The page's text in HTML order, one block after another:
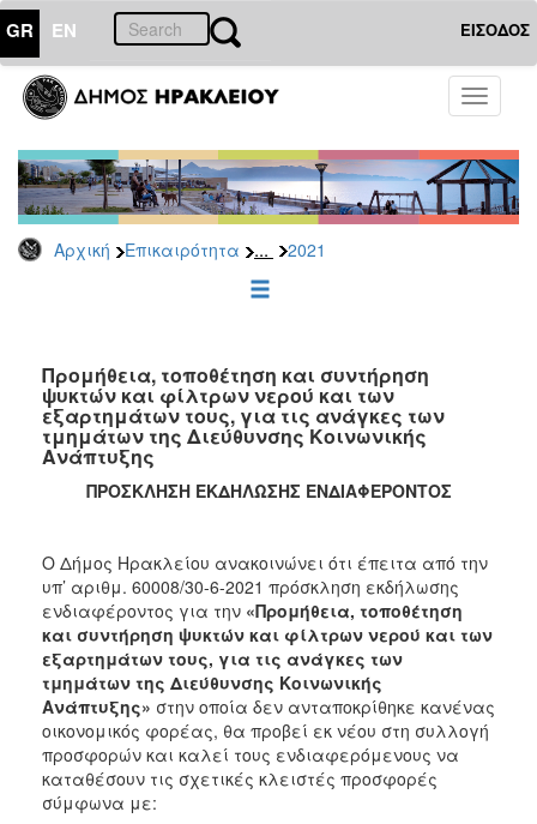
GR EN ΕΙΣΟΔΟΣ
Toggle
Αρχική Επικαιρότητα ... 2021
ΕΠΙΚΑΙΡΟΤΗΤΑ
-
Δημοπρασίες
Αρχείο
2026
2022
2021
2020
2019
2017
2016
2015
2013
ΔΗΜΟΤΗΣ
Προμήθεια, τοποθέτηση και συντήρηση
ψυκτών και φίλτρων νερού και των
εξαρτημάτων τους, για τις ανάγκες των
τμημάτων της Διεύθυνσης Κοινωνικής
Ανάπτυξης
ΠΡΟΣΚΛΗΣΗ ΕΚΔΗΛΩΣΗΣ ΕΝΔΙΑΦΕΡΟΝΤΟΣ
Ο Δήμος Ηρακλείου ανακοινώνει ότι έπειτα από την
υπ’ αριθμ. 60008/30-6-2021 πρόσκληση εκδήλωσης
ενδιαφέροντος για την «Προμήθεια, τοποθέτηση
και συντήρηση ψυκτών και φίλτρων νερού και των
εξαρτημάτων τους, για τις ανάγκες των
τμημάτων της Διεύθυνσης Κοινωνικής
Ανάπτυξης» στην οποία δεν ανταποκρίθηκε κανένας
οικονομικός φορέας, θα προβεί εκ νέου στη συλλογή
προσφορών και καλεί τους ενδιαφερόμενους να
καταθέσουν τις σχετικές κλειστές προσφορές
σύμφωνα με: